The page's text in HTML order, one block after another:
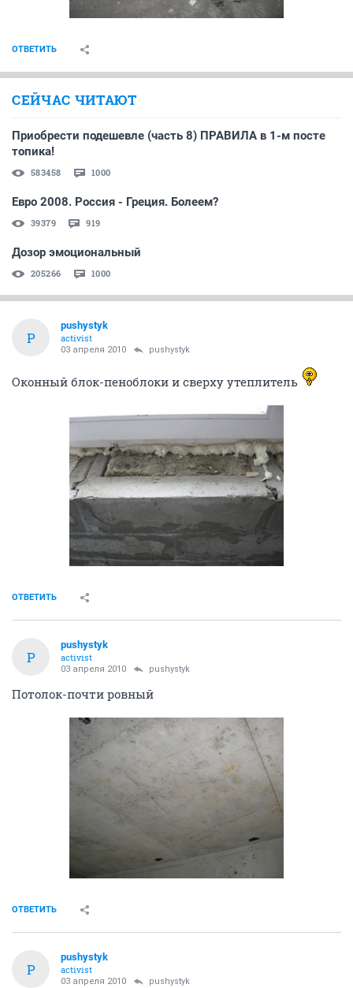
ОТВЕТИТЬ
СЕЙЧАС ЧИТАЮТ
Приобрести подешевле (часть 8) ПРАВИЛА в 1-м посте
топика!
583458 1000
Евро 2008. Россия - Греция. Болеем?
39379 919
Дозор эмоциональный
205266 1000
P
pushystyk
activist
03 апреля 2010 pushystyk
Оконный блок-пеноблоки и сверху утеплитель
ОТВЕТИТЬ
P
pushystyk
activist
03 апреля 2010 pushystyk
Потолок-почти ровный
ОТВЕТИТЬ
P
pushystyk
activist
03 апреля 2010 pushystyk